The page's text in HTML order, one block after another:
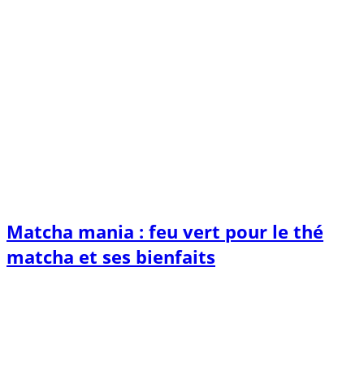
Matcha mania : feu vert pour le thé
matcha et ses bienfaits